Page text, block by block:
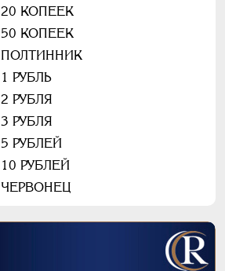
20 КОПЕЕК
50 КОПЕЕК
ПОЛТИННИК
1 РУБЛЬ
2 РУБЛЯ
3 РУБЛЯ
5 РУБЛЕЙ
10 РУБЛЕЙ
ЧЕРВОНЕЦ